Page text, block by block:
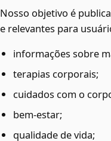
Nosso objetivo é
e relevantes para
informações sobre
terapias corporais;
cuidados com o
bem-estar;
qualidade de vida;